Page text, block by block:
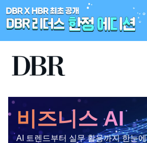
비즈니스 AI
AI 트렌드부터 실무 활용까지 한눈에